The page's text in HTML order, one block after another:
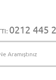
0212 445